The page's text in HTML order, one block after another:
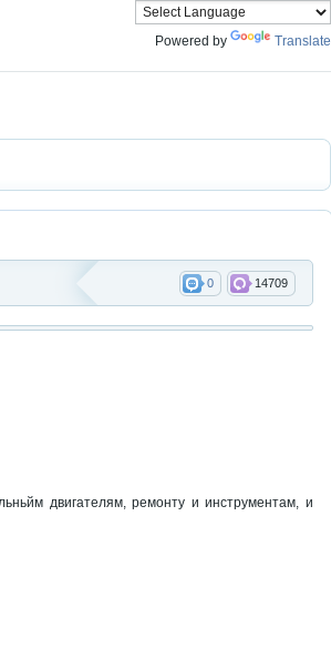
Powered by Translate
14709
0
двигателям, ремонту и инструментам, и